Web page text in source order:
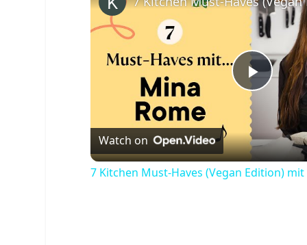
Play
Video
Watch on
7 Kitchen Must-Haves (Vegan Edition) mit